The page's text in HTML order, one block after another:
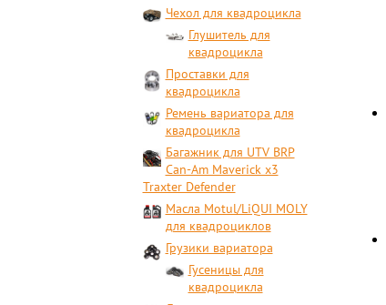
Чехол для квадроцикла
Глушитель для
квадроцикла
Проставки для
квадроцикла
Ремень вариатора для
квадроцикла
Багажник для UTV BRP
Can-Am Maverick x3
Traxter Defender
Масла Motul/LiQUI MOLY
для квадроциклов
Грузики вариатора
Гусеницы для
квадроцикла